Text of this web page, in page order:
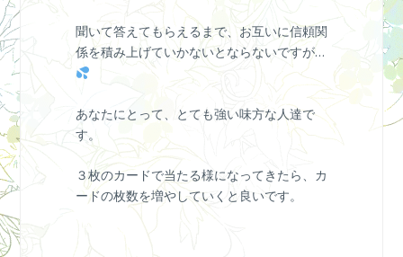
聞いて答えてもらえるまで、お互いに信頼関
係を積み上げていかないとならないですが…
あなたにとって、とても強い味方な人達で
す。
３枚のカードで当たる様になってきたら、カ
ードの枚数を増やしていくと良いです。